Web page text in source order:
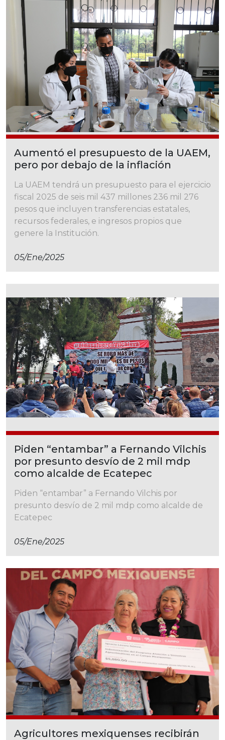
Aumentó el presupuesto de la UAEM,
pero por debajo de la inflación
La UAEM tendrá un presupuesto para el ejercicio
fiscal 2025 de seis mil 437 millones 236 mil 276
pesos que incluyen transferencias estatales,
recursos federales, e ingresos propios que
genere la Institución.
05/ene/2025
Piden “entambar” a Fernando Vilchis
por presunto desvío de 2 mil mdp
como alcalde de Ecatepec
Piden “entambar” a Fernando Vilchis por
presunto desvío de 2 mil mdp como alcalde de
Ecatepec
05/ene/2025
Agricultores mexiquenses recibirán